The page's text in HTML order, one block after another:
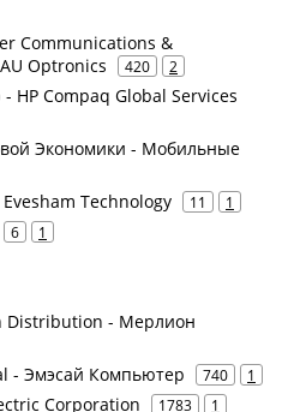
Communications &
Optronics
420 2
HP Compaq Global Services
Экономики - Мобильные
Technology 11 1
6 1
Distribution - Мерлион
- Эмэсай Компьютер 740 1
Corporation 1783 1